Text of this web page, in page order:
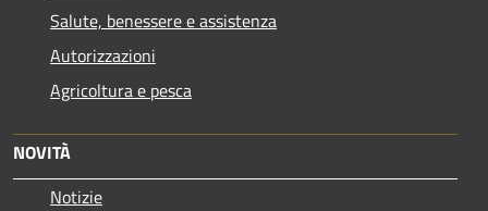
Salute, benessere e assistenza
Autorizzazioni
Agricoltura e pesca
NOVITÀ
Notizie